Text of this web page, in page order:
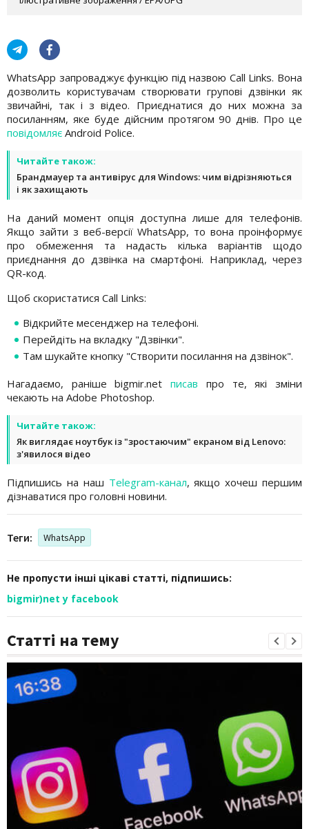
WhatsApp запроваджує функцію під назвою Call Links. Вона
дозволить користувачам створювати групові дзвінки як
звичайні, так і з відео. Приєднатися до них можна за
посиланням, яке буде дійсним протягом 90 днів. Про це
повідомляє Android Police.
Читайте також:
Брандмауер та антивірус для Windows: чим відрізняються
і як захищають
На даний момент опція доступна лише для телефонів.
Якщо зайти з веб-версії WhatsApp, то вона проінформує
про обмеження та надасть кілька варіантів щодо
приєднання до дзвінка на смартфоні. Наприклад, через
QR-код.
Щоб скористатися Call Links:
Відкрийте месенджер на телефоні.
Перейдіть на вкладку "Дзвінки".
Там шукайте кнопку "Створити посилання на дзвінок".
Нагадаємо, раніше bigmir.netписав про те, які зміни
чекають на Adobe Photoshop.
Читайте також:
Як виглядає ноутбук із "зростаючим" екраном від Lenovo:
з'явилося відео
Підпишись на наш Telegram-канал, якщо хочеш першим
дізнаватися про головні новини.
Теги: WhatsApp
Не пропусти інші цікаві статті, підпишись:
bigmir)net у facebook
Статті на тему